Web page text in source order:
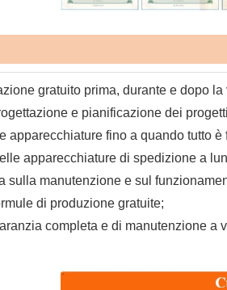
gratuito prima, durante e dopo la
e pianificazione dei
apparecchiature fino a quando tutto è
apparecchiature di spedizione a
sulla manutenzione e sul
di produzione gratuite;
completa e di manutenzione a